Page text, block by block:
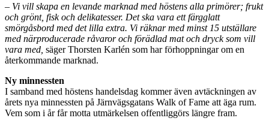
– Vi vill skapa en levande marknad med höstens alla primörer; frukt
och grönt, fisk och delikatesser. Det ska vara ett färgglatt
smörgåsbord med det lilla extra. Vi räknar med minst 15 utställare
med närproducerade råvaror och förädlad mat och dryck som vill
vara med, säger Thorsten Karlén som har förhoppningar om en
återkommande marknad.
Ny minnessten
I samband med höstens handelsdag kommer även avtäckningen av
årets nya minnessten på Järnvägsgatans Walk of Fame att äga rum.
Vem som i år får motta utmärkelsen offentliggörs längre fram.